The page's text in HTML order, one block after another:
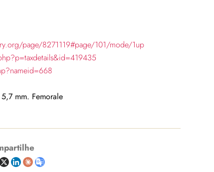
page/8271119#page/101/mode/1up
mm. Femorale